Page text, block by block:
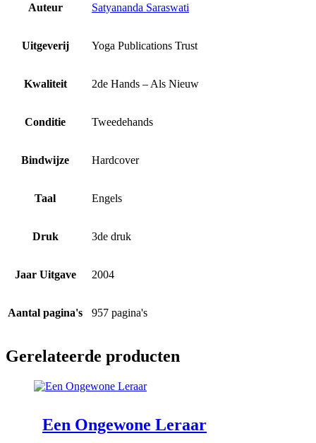
Auteur Satyananda Saraswati
Uitgeverij Yoga Publications Trust
Kwaliteit 2de Hands – Als Nieuw
Conditie Tweedehands
Bindwijze Hardcover
Taal Engels
Druk 3de druk
Jaar Uitgave 2004
Aantal pagina's 957 pagina's
Gerelateerde producten
Een Ongewone Leraar